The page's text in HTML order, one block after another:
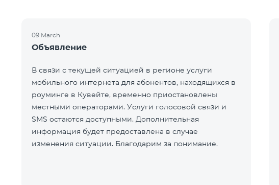
09 March
Объявление
В связи с текущей ситуацией в регионе услуги
мобильного интернета для абонентов, находящихся в
роуминге в Кувейте, временно приостановлены
местными операторами. Услуги голосовой связи и
SMS остаются доступными. Дополнительная
информация будет предоставлена в случае
изменения ситуации. Благодарим за понимание.